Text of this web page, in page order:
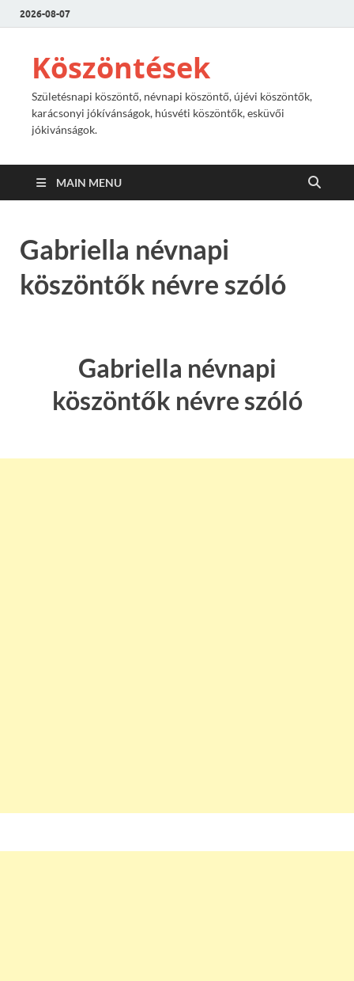
2026-08-07
Köszöntések
Születésnapi köszöntő, névnapi köszöntő, újévi köszöntők,
karácsonyi jókívánságok, húsvéti köszöntők, esküvői
jókivánságok.
MAIN MENU
Gabriella névnapi
köszöntők névre szóló
Gabriella névnapi
köszöntők névre szóló